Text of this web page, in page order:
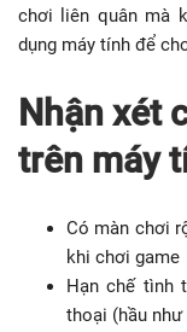
chơi liên quân mà
dụng máy tính để
Nhận xét
trên máy
Có màn chơi
khi chơi game
Hạn chế tình
thoại (hầu